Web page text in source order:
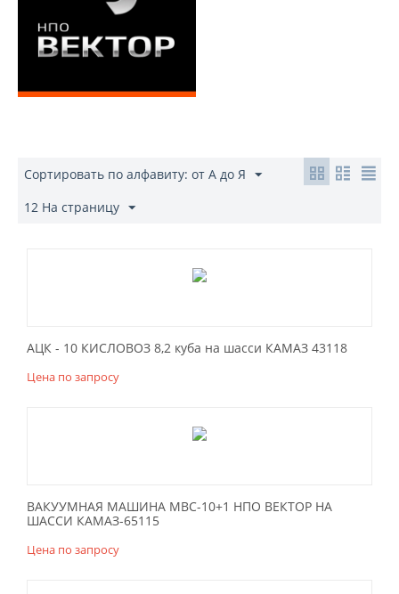
Сортировать по алфавиту: от А до Я
12 На страницу
АЦК - 10 КИСЛОВОЗ 8,2 куба на шасси КАМАЗ 43118
Цена по запросу
ВАКУУМНАЯ МАШИНА МВС-10+1 НПО ВЕКТОР НА
ШАССИ КАМАЗ-65115
Цена по запросу